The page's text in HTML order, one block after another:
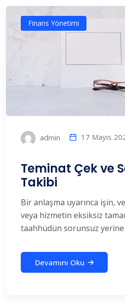
Finans Yönetimi
admin 17 Mayıs
Teminat Çek ve
Takibi
Bir anlaşma uyarınca işin,
veya hizmetin eksiksiz
taahhüdün sorunsuz yerine
Devamını Oku